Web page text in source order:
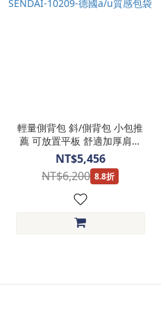
輕量側背包 斜/側背包 小包推
薦 可放置平板 舒適加厚肩墊
SENDAI-10209-德國a/u質感包
袋
NT$5,456
NT$6,200 8.8折